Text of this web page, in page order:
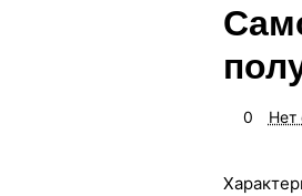
0 Нет